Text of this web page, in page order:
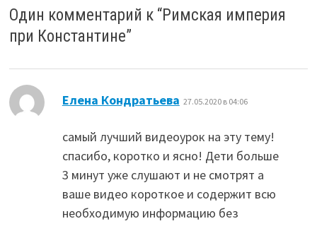
Один комментарий к “Римская империя
при Константине”
Елена Кондратьева 27.05.2020 в 04:06
самый лучший видеоурок на эту тему!
спасибо, коротко и ясно! Дети больше
3 минут уже слушают и не смотрят а
ваше видео короткое и содержит всю
необходимую информацию без